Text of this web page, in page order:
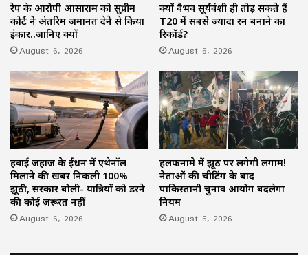
रेप के आरोपी आसाराम को सुप्रीम
कोर्ट ने अंतरिम जमानत देने से किया
इंकार..जानिए क्यों
August 6, 2026
क्यों वैभव सूर्यवंशी ही तोड़ सकते हैं
T20 में सबसे ज्यादा रन बनाने का
रिकॉर्ड?
August 6, 2026
हवाई जहाज के ईंधन में एथेनॉल
मिलाने की खबर निकली 100%
झूठी, सरकार बोली- यात्रियों को डरने
की कोई जरूरत नहीं
August 6, 2026
हलफनामे में झूठ पर लगेगी लगाम!
नेताओं की चीटिंग के बाद
पाकिस्तानी चुनाव आयोग बदलेगा
नियम
August 6, 2026